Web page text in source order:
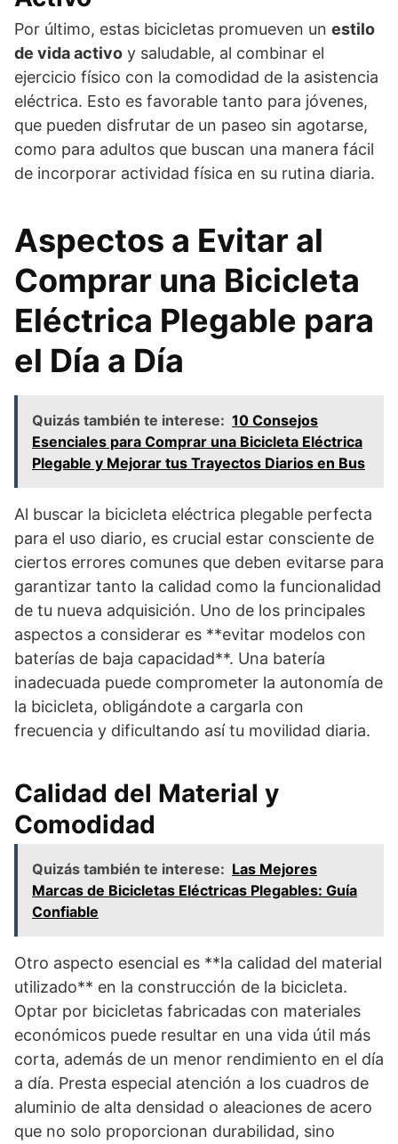
Por último, estas bicicletas promueven un estilo
de vida activo y saludable, al combinar el
ejercicio físico con la comodidad de la asistencia
eléctrica. Esto es favorable tanto para jóvenes,
que pueden disfrutar de un paseo sin agotarse,
como para adultos que buscan una manera fácil
de incorporar actividad física en su rutina diaria.
Aspectos a Evitar al
Comprar una Bicicleta
Eléctrica Plegable para
el Día a Día
Quizás también te interese: 10 Consejos
Esenciales para Comprar una Bicicleta Eléctrica
Plegable y Mejorar tus Trayectos Diarios en Bus
Al buscar la bicicleta eléctrica plegable perfecta
para el uso diario, es crucial estar consciente de
ciertos errores comunes que deben evitarse para
garantizar tanto la calidad como la funcionalidad
de tu nueva adquisición. Uno de los principales
aspectos a considerar es **evitar modelos con
baterías de baja capacidad**. Una batería
inadecuada puede comprometer la autonomía de
la bicicleta, obligándote a cargarla con
frecuencia y dificultando así tu movilidad diaria.
Calidad del Material y
Comodidad
Quizás también te interese: Las Mejores
Marcas de Bicicletas Eléctricas Plegables: Guía
Confiable
Otro aspecto esencial es **la calidad del material
utilizado** en la construcción de la bicicleta.
Optar por bicicletas fabricadas con materiales
económicos puede resultar en una vida útil más
corta, además de un menor rendimiento en el día
a día. Presta especial atención a los cuadros de
aluminio de alta densidad o aleaciones de acero
que no solo proporcionan durabilidad, sino